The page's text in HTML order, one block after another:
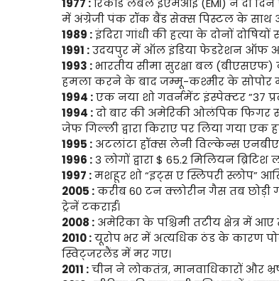
1977 :रिकॉर्ड लेबल ईएमआई (EMI) ने दो
में अंग्रेजी पंक रॉक बैंड सेक्स पिस्टल के साथ
1989 :इंदिरा गांधी की हत्या के दोनों
1991 :उदयपुर में ऑल इंडिया फेडरेशन ऑफ
1993 :भारतीय सीमा सुरक्षा बल
हमला करने के बाद जम्मू-कश्मीर के सोपोर में
1994 :एक नया शो गवर्नमेंट इंस्पेक्टर ”37
1994 :दो बार की अमेरिकी ओलंपिक फिगर
जेफ गिल्ली द्वारा किराए पर लिया गया एक
1995 : अटलांटा हॉक्स लेनी विल्केन्स
1996 :3 लोगों द्वारा $ 65.2 मिलियन ब्रिटिश
1997 :मशहूर शो “इट्स ए स्लिपरी स्लोप”
2005 :करीब 60 टन क्लोरीन गैस तब छोड़ी
ट्रेनें टकराईं।
2008 : अमेरिका के पश्चिमी तटीय क्षेत्र में आए
2010 :यूरोप भर में अत्यधिक ठंड के कारण
स्विट्जरलैंड में मर गए।
2011 :चीन ने लोकतंत्र, मानवाधिकारों और